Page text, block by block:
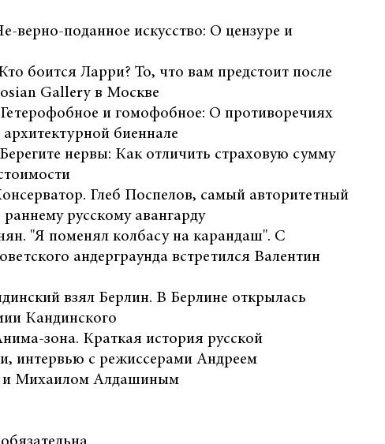
верно-поданное искусство: О цензуре и
боится Ларри? То, что вам предстоит после
Gallery в Москве
и гомофобное: О противоречиях
биеннале
нервы: Как отличить страховую сумму
Глеб Поспелов, самый авторитетный
раннему русскому авангарду
"Я поменял колбасу на карандаш". С
андерграунда встретился Валентин
взял Берлин. В Берлине открылась
Кандинского
зона. Краткая история русской
интервью с режиссерами Андреем
и Михаилом Алдашиным